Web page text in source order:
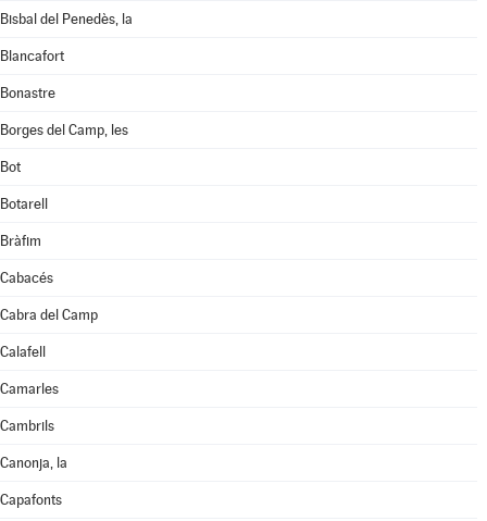
Bisbal del Penedès, la
Blancafort
Bonastre
Borges del Camp, les
Bot
Botarell
Bràfim
Cabacés
Cabra del Camp
Calafell
Camarles
Cambrils
Canonja, la
Capafonts